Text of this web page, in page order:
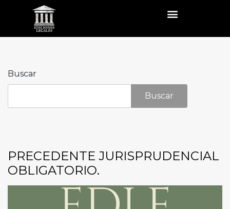
Buscar
Buscar
PRECEDENTE JURISPRUDENCIAL
OBLIGATORIO.